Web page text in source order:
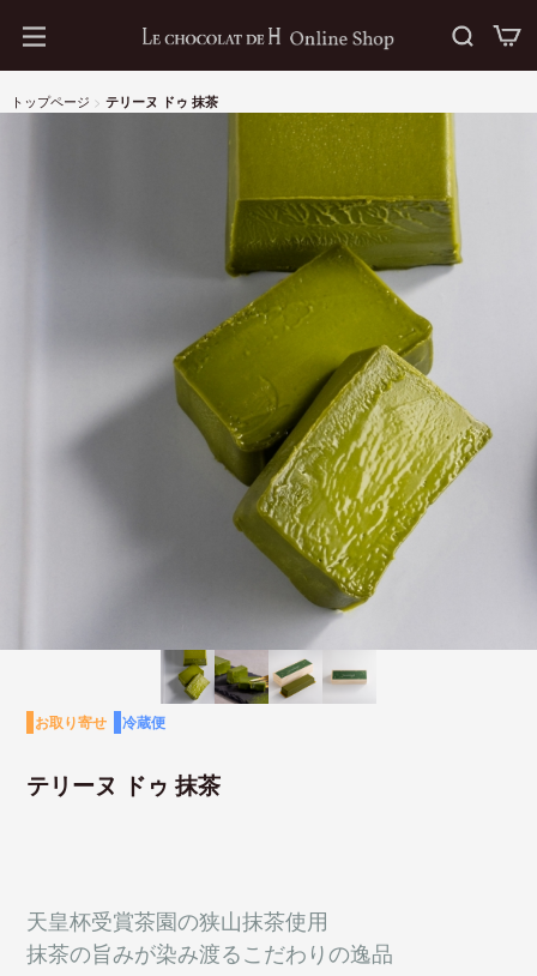
トップページ > テリーヌ ドゥ 抹茶
テリーヌ ドゥ 抹茶
お取り寄せ 冷蔵便
天皇杯受賞茶園の狭山抹茶使用
抹茶の旨みが染み渡るこだわりの逸品